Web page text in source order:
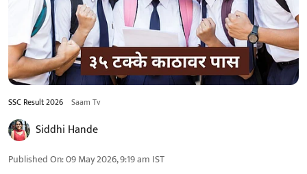
SSC Result 2026 Saam Tv
Siddhi Hande
Published On:09 May 2026, 9:19 am IST